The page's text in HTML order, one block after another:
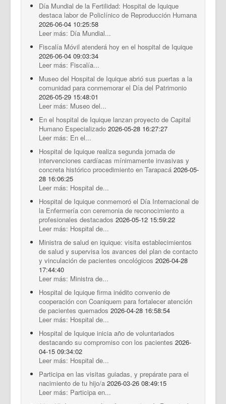
Día Mundial de la Fertilidad: Hospital de Iquique
destaca labor de Policlínico de Reproducción Humana
2026-06-04 10:25:58
Leer más: Día Mundial...
Fiscalía Móvil atenderá hoy en el hospital de Iquique
2026-06-04 09:03:34
Leer más: Fiscalía...
Museo del Hospital de Iquique abrió sus puertas a la
comunidad para conmemorar el Día del Patrimonio
2026-05-29 15:48:01
Leer más: Museo del...
En el hospital de Iquique lanzan proyecto de Capital
Humano Especializado 2026-05-28 16:27:27
Leer más: En el...
Hospital de Iquique realiza segunda jornada de
intervenciones cardíacas mínimamente invasivas y
concreta histórico procedimiento en Tarapacá 2026-05-
28 16:06:25
Leer más: Hospital de...
Hospital de Iquique conmemoró el Día Internacional de
la Enfermería con ceremonia de reconocimiento a
profesionales destacados 2026-05-12 15:59:22
Leer más: Hospital de...
Ministra de salud en iquique: visita establecimientos
de salud y supervisa los avances del plan de contacto
y vinculación de pacientes oncológicos 2026-04-28
17:44:40
Leer más: Ministra de...
Hospital de Iquique firma inédito convenio de
cooperación con Coaniquem para fortalecer atención
de pacientes quemados 2026-04-28 16:58:54
Leer más: Hospital de...
Hospital de Iquique inicia año de voluntariados
destacando su compromiso con los pacientes 2026-
04-15 09:34:02
Leer más: Hospital de...
Participa en las visitas guiadas, y prepárate para el
nacimiento de tu hijo/a 2026-03-26 08:49:15
Leer más: Participa en...